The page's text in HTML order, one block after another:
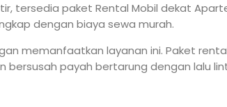
tersedia paket Rental Mobil dekat
dengan biaya sewa murah.
memanfaatkan layanan ini. Paket
payah bertarung dengan lalu